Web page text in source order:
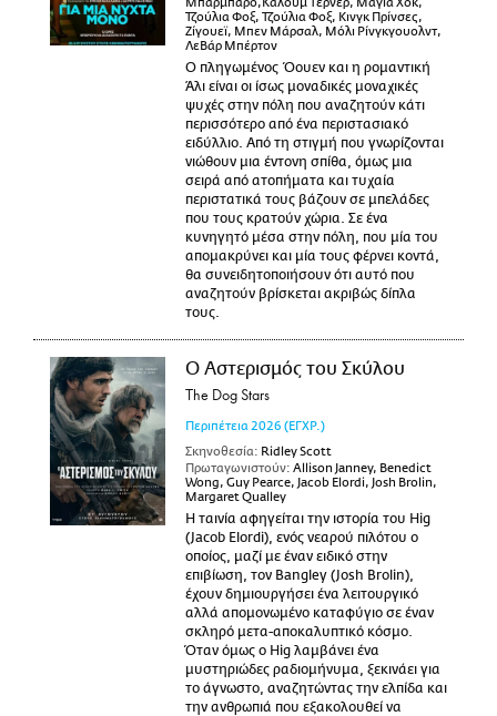
Τζούλια Φοξ, Τζούλια Φοξ, Κινγκ Πρίνσες,
Ζίγουεϊ, Μπεν Μάρσαλ, Μόλι Ρίνγκγουολντ,
ΛεΒάρ Μπέρτον
Ο πληγωμένος Όουεν και η ρομαντική
Άλι είναι οι ίσως μοναδικές μοναχικές
ψυχές στην πόλη που αναζητούν κάτι
περισσότερο από ένα περιστασιακό
ειδύλλιο. Από τη στιγμή που γνωρίζονται
νιώθουν μια έντονη σπίθα, όμως μια
σειρά από ατοπήματα και τυχαία
περιστατικά τους βάζουν σε μπελάδες
που τους κρατούν χώρια. Σε ένα
κυνηγητό μέσα στην πόλη, που μία του
απομακρύνει και μία τους φέρνει κοντά,
θα συνειδητοποιήσουν ότι αυτό που
αναζητούν βρίσκεται ακριβώς δίπλα
τους.
Ο Αστερισμός του Σκύλου
The Dog Stars
Περιπέτεια 2026 (ΕΓΧΡ.)
Σκηνοθεσία: Ridley Scott
Πρωταγωνιστούν: Allison Janney, Benedict
Wong, Guy Pearce, Jacob Elordi, Josh Brolin,
Margaret Qualley
Η ταινία αφηγείται την ιστορία του Hig
(Jacob Elordi), ενός νεαρού πιλότου ο
οποίος, μαζί με έναν ειδικό στην
επιβίωση, τον Bangley (Josh Brolin),
έχουν δημιουργήσει ένα λειτουργικό
αλλά απομονωμένο καταφύγιο σε έναν
σκληρό μετα-αποκαλυπτικό κόσμο.
Όταν όμως ο Hig λαμβάνει ένα
μυστηριώδες ραδιομήνυμα, ξεκινάει για
το άγνωστο, αναζητώντας την ελπίδα και
την ανθρωπιά που εξακολουθεί να